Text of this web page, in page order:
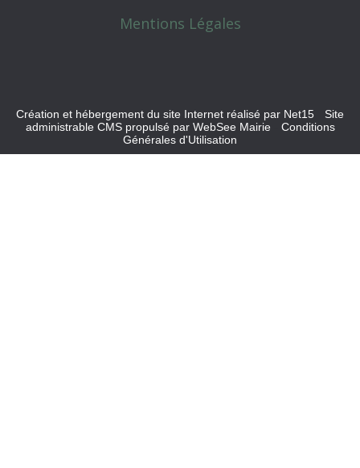
Mentions Légales
Création et hébergement du site Internet réalisé par Net15
Site
administrable CMS propulsé par WebSee Mairie- Conditions
Générales d'Utilisation